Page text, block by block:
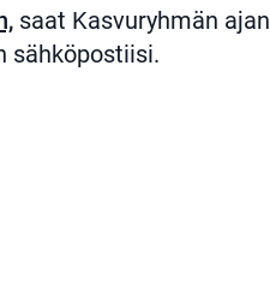
saat Kasvuryhmän
sähköpostiisi.